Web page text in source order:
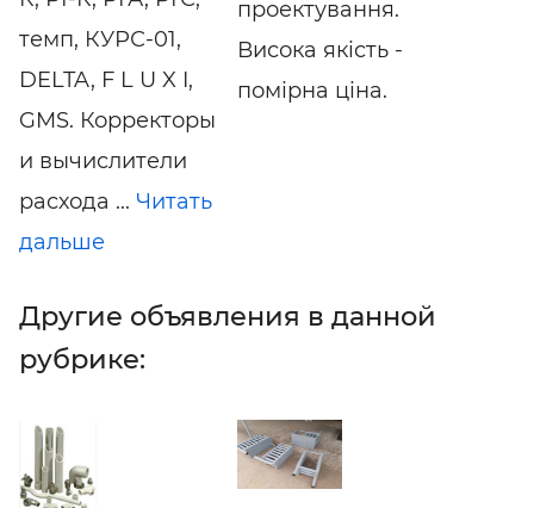
темп, КУРС-01,
DELTA, F L U X I,
GMS. Корректоры
и вычислители
расхода ... Читать
дальше
проектування.
Висока якість -
помірна ціна.
Другие объявления в данной
рубрике: